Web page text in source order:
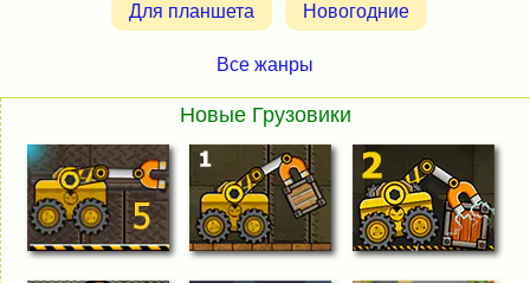
Для планшета Новогодние
Все жанры
Новые Грузовики